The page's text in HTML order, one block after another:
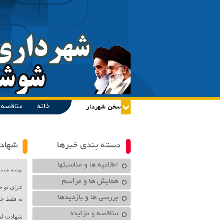
خانه
دسته بندی خبرها
اطلاعیه ها و مناسبتها
همایش ها و مراسم
بررسی ها و بازدیدها
مناقصه و مزایده
نوشته شده در تاریخ
عزای
نه فقط
شهادت